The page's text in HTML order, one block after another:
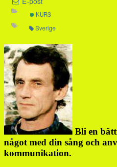
KURS
Sverige
Bli en
något med din sång och
kommunikation.